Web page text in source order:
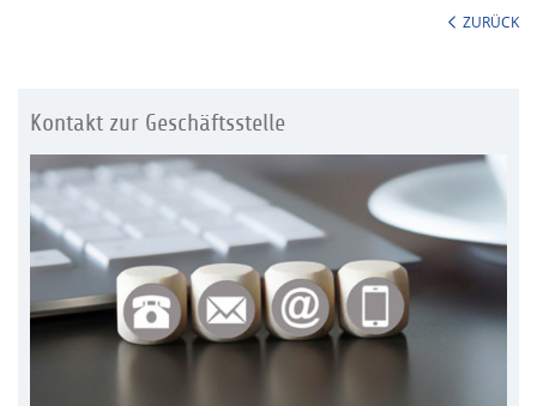
ZURÜCK
Kontakt zur Geschäftsstelle